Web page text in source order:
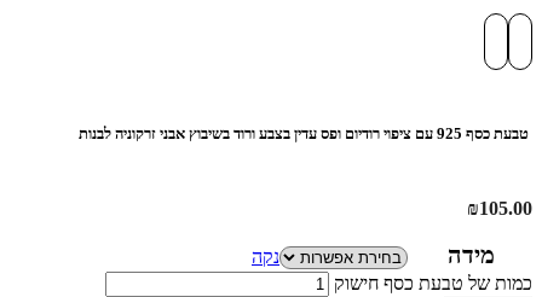
טבעת כסף 925 עם ציפוי רודיום ופס עדין בצבע ורוד בשיבוץ אבני זרקוניה לבנות
₪105.00
מידה
נקה
כמות של טבעת כסף חישוק